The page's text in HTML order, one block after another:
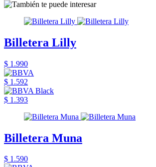
Billetera Lilly
$ 1.990
$ 1.592
$ 1.393
Billetera Muna
$ 1.590